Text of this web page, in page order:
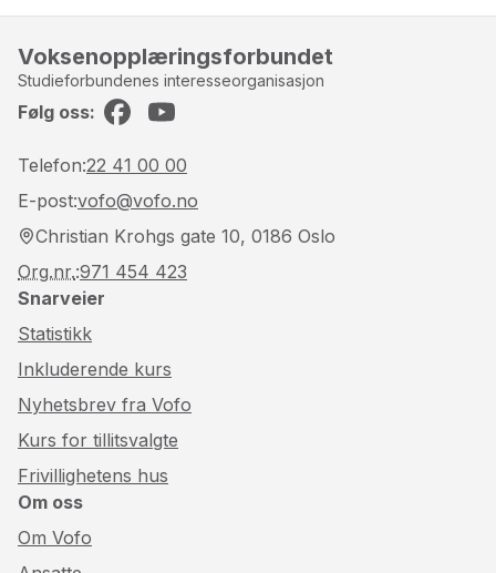
Voksenopplæringsforbundet
Studieforbundenes interesseorganisasjon
Følg oss:
Telefon:22 41 00 00
E-post:vofo@vofo.no
Christian Krohgs gate 10, 0186 Oslo
Org.nr.:971 454 423
Snarveier
Statistikk
Inkluderende kurs
Nyhetsbrev fra Vofo
Kurs for tillitsvalgte
Frivillighetens hus
Om oss
Om Vofo